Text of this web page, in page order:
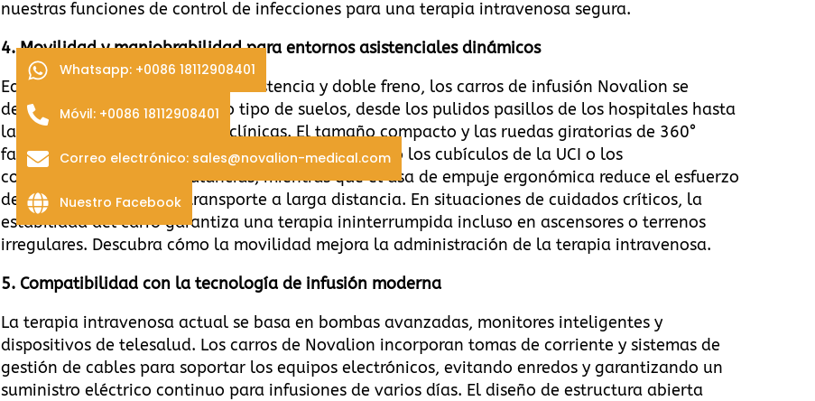
nuestras funciones de control de infecciones para una terapia intravenosa segura.
4.Movilidad y maniobrabilidad para entornos asistenciales dinámicos
Equipados con ruedas de alta resistencia y doble freno, los carros de infusión Novalion se
deslizan suavemente por todo tipo de suelos, desde los pulidos pasillos de los hospitales hasta
las superficies rugosas de las clínicas. El tamaño compacto y las ruedas giratorias de 360°
facilitan la navegación en espacios reducidos, como los cubículos de la UCI o los
compartimentos de ambulancias, mientras que el asa de empuje ergonómica reduce el esfuerzo
del cuidador durante el transporte a larga distancia. En situaciones de cuidados críticos, la
estabilidad del carro garantiza una terapia ininterrumpida incluso en ascensores o terrenos
irregulares. Descubra cómo la movilidad mejora la administración de la terapia intravenosa.
5. Compatibilidad con la tecnología de infusión moderna
La terapia intravenosa actual se basa en bombas avanzadas, monitores inteligentes y
dispositivos de telesalud. Los carros de Novalion incorporan tomas de corriente y sistemas de
gestión de cables para soportar los equipos electrónicos, evitando enredos y garantizando un
suministro eléctrico continuo para infusiones de varios días. El diseño de estructura abierta
Whatsapp: +0086 18112908401
Móvil: +0086 18112908401
Correo electrónico: sales@novalion-medical.com
Nuestro Facebook